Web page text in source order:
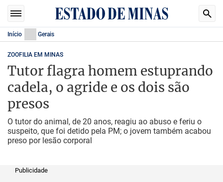
Início Gerais
ZOOFILIA EM MINAS
Tutor flagra homem estuprando
cadela, o agride e os dois são
presos
O tutor do animal, de 20 anos, reagiu ao abuso e feriu o
suspeito, que foi detido pela PM; o jovem também acabou
preso por lesão corporal
Publicidade